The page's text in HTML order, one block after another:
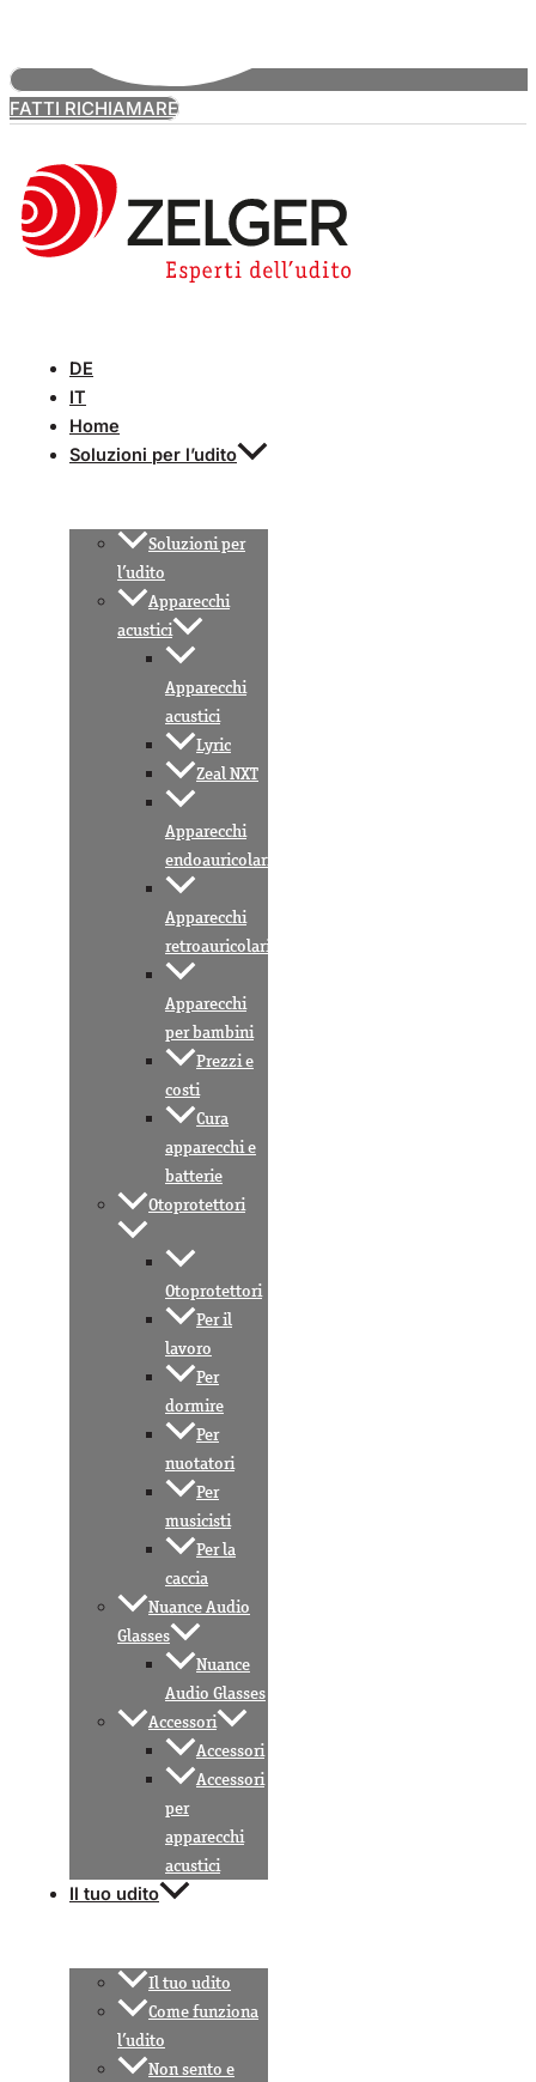
FATTI RICHIAMARE
DE
IT
Home
Soluzioni per l’udito
Soluzioni per
l’udito
Apparecchi
acustici
Apparecchi
acustici
Lyric
Zeal NXT
Apparecchi
endoauricolari
Apparecchi
retroauricolari
Apparecchi
per bambini
Prezzi e
costi
Cura
apparecchi e
batterie
Otoprotettori
Otoprotettori
Per il
lavoro
Per
dormire
Per
nuotatori
Per
musicisti
Per la
caccia
Nuance Audio
Glasses
Nuance
Audio Glasses
Accessori
Accessori
Accessori
per
apparecchi
acustici
Il tuo udito
Il tuo udito
Come funziona
l’udito
Non sento e